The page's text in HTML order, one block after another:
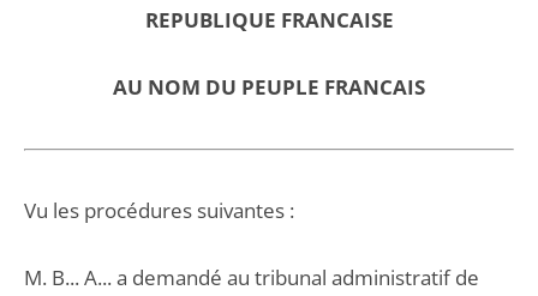
REPUBLIQUE FRANCAISE
AU NOM DU PEUPLE FRANCAIS
Vu les procédures suivantes :
M. B... A... a demandé au tribunal administratif de